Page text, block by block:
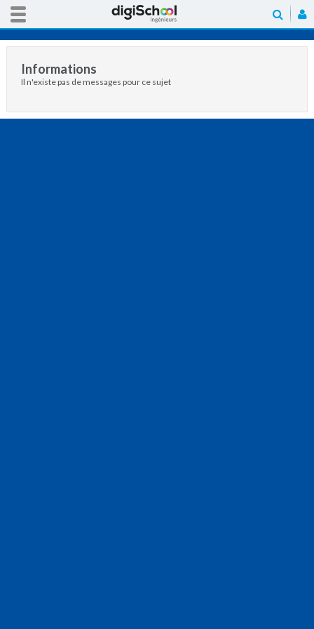
Informations
Il n'existe pas de messages pour ce sujet